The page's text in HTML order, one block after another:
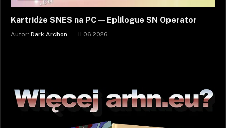
Kartridże SNES na PC — Eplilogue SN Operator
Autor: Dark Archon 11.06.2026